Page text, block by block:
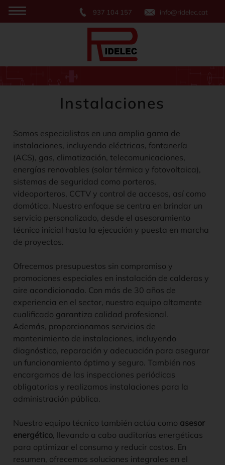
937 104 157 info@ridelec.cat
Instalaciones
Somos especialistas en una amplia gama de
instalaciones, incluyendo eléctricas, fontanería
(ACS), gas, climatización, telecomunicaciones,
energías renovables (solar térmica y fotovoltaica),
sistemas de seguridad como porteros,
videoporteros, CCTV y control de accesos, así como
domótica. Nuestro enfoque se centra en brindar un
servicio personalizado, desde el asesoramiento
técnico inicial hasta la ejecución y puesta en marcha
de proyectos.
Ofrecemos presupuestos sin compromiso y
promociones especiales en instalación de calderas y
aire acondicionado. Con más de 30 años de
experiencia en el sector, nuestro equipo altamente
cualificado garantiza calidad profesional.
Además, proporcionamos servicios de
mantenimiento de instalaciones, incluyendo
diagnóstico, reparación y adecuación para asegurar
un funcionamiento óptimo y seguro. También nos
encargamos de las inspecciones periódicas
obligatorias y realizamos instalaciones para la
administración pública.
Nuestro equipo técnico también actúa como asesor
energético, llevando a cabo auditorías energéticas
para optimizar el consumo y reducir costos. En
resumen, ofrecemos soluciones integrales en el